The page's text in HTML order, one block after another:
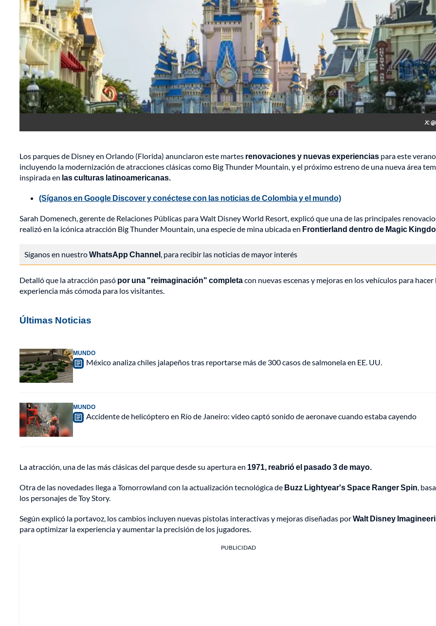
X:
Los parques de Disney en Orlando (Florida) anunciaron este martes renovaciones y nuevas experiencias para este
incluyendo la modernización de atracciones clásicas como Big Thunder Mountain, y el próximo estreno de una nueva área
inspirada en las culturas latinoamericanas.
(Síganos en Google Discover y conéctese con las noticias de Colombia y el mundo)
Sarah Domenech, gerente de Relaciones Públicas para Walt Disney World Resort, explicó que una de las principales
realizó en la icónica atracción Big Thunder Mountain, una especie de mina ubicada en Frontierland dentro de Magic
Síganos en nuestroWhatsApp Channel, para recibir las noticias de mayor interés
Detalló que la atracción pasó por una "reimaginación" completacon nuevas escenas y mejoras en los vehículos para hacer
experiencia más cómoda para los visitantes.
Últimas Noticias
MUNDO
México analiza chiles jalapeños tras reportarse más de 300 casos de salmonela en EE. UU.
MUNDO
Accidente de helicóptero en Río de Janeiro: video captó sonido de aeronave cuando estaba cayendo
La atracción, una de las más clásicas del parque desde su apertura en 1971, reabrió el pasado 3 de mayo.
Otra de las novedades llega a Tomorrowland con la actualización tecnológica de Buzz Lightyear's Space Ranger Spin,
los personajes de Toy Story.
Según explicó la portavoz, los cambios incluyen nuevas pistolas interactivas y mejoras diseñadas porWalt Disney
para optimizar la experiencia y aumentar la precisión de los jugadores.
PUBLICIDAD